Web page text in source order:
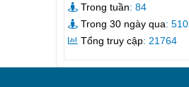
Trong tuần: 84
Trong 30 ngày qua: 510
Tổng truy cập: 21764